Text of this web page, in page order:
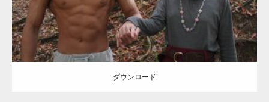
ダウンロード
NHK「所さん！事件ですよ」に取材されまし
た（6/8放送）